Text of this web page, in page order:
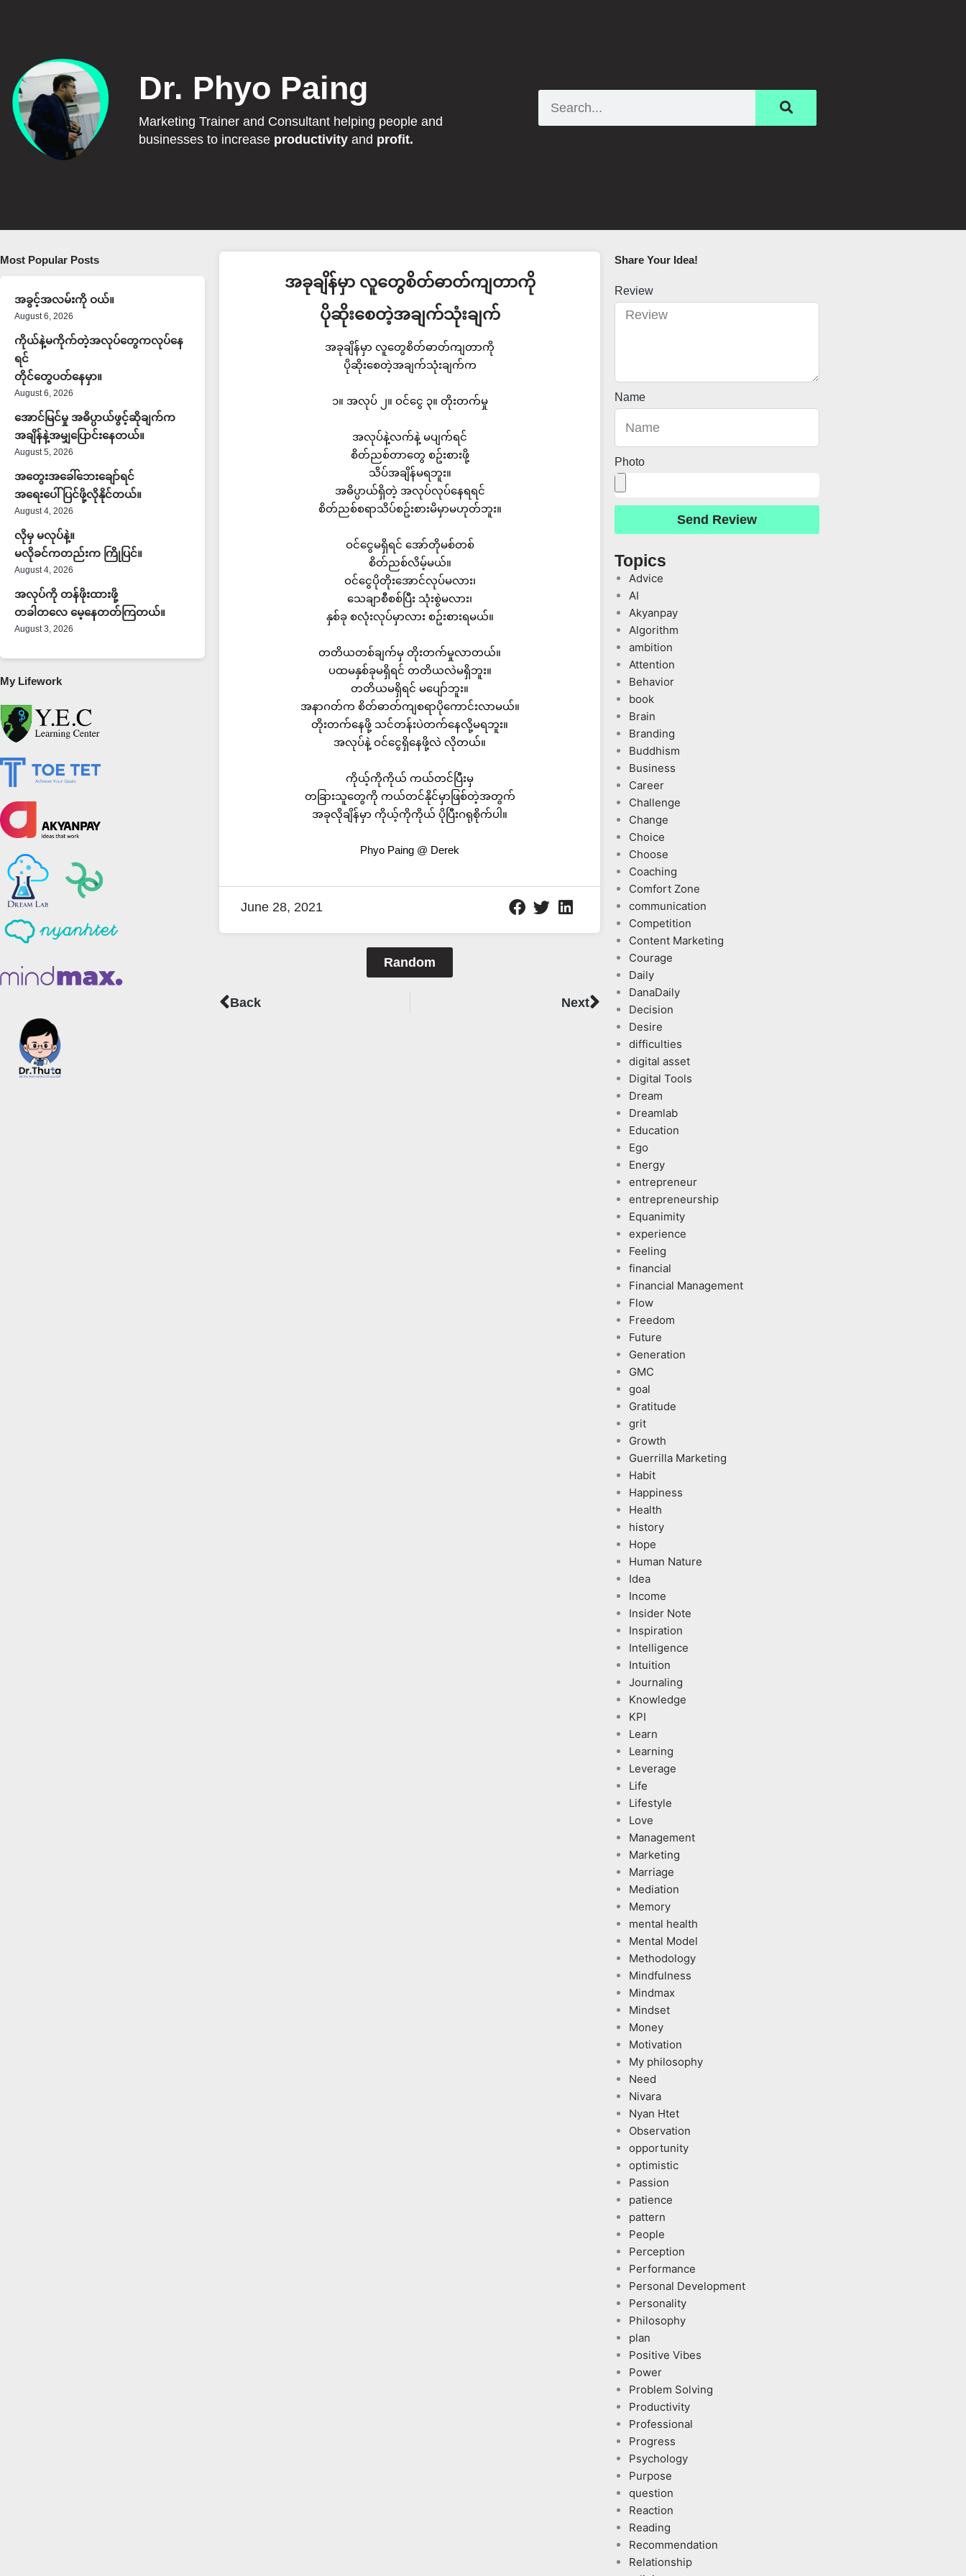
Dr. Phyo Paing
Marketing Trainer and Consultant helping people and
businesses to increase productivityand profit.
Most Popular Posts
အခွင့်အလမ်းကို ဝယ်။
August 6, 2026
ကိုယ်နဲ့မကိုက်တဲ့အလုပ်တွေကလုပ်နေ
ရင်
တိုင်တွေပတ်နေမှာ။
August 6, 2026
အောင်မြင်မှု အဓိပ္ပာယ်ဖွင့်ဆိုချက်က
အချိန်နဲ့အမျှပြောင်းနေတယ်။
August 5, 2026
အတွေးအခေါ်ဘေးချော်ရင်
အရေးပေါ်ပြင်ဖို့လိုနိုင်တယ်။
August 4, 2026
လိုမှ မလုပ်နဲ့။
မလိုခင်ကတည်းက ကြိုပြင်။
August 4, 2026
အလုပ်ကို တန်ဖိုးထားဖို့
တခါတလေ မေ့နေတတ်ကြတယ်။
August 3, 2026
My Lifework
အခုချိန်မှာ လူတွေစိတ်ဓာတ်ကျတာကို
ပိုဆိုးစေတဲ့အချက်သုံးချက်
အခုချိန်မှာ လူတွေစိတ်ဓာတ်ကျတာကို
ပိုဆိုးစေတဲ့အချက်သုံးချက်က
၁။ အလုပ် ၂။ ဝင်ငွေ ၃။ တိုးတက်မှု
အလုပ်နဲ့လက်နဲ့ မပျက်ရင်
စိတ်ညစ်တာတွေ စဥ်းစားဖို့
သိပ်အချိန်မရဘူး။
အဓိပ္ပာယ်ရှိတဲ့ အလုပ်လုပ်နေရရင်
စိတ်ညစ်စရာသိပ်စဥ်းစားမိမှာမဟုတ်ဘူး။
ဝင်ငွေမရှိရင် အော်တိုမစ်တစ်
စိတ်ညစ်လိမ့်မယ်။
ဝင်ငွေပိုတိုးအောင်လုပ်မလား၊
သေချာစီစစ်ပြီး သုံးစွဲမလား၊
နှစ်ခု စလုံးလုပ်မှာလား စဥ်းစားရမယ်။
တတိယတစ်ချက်မှ တိုးတက်မှုလာတယ်။
ပထမနှစ်ခုမရှိရင် တတိယလဲမရှိဘူး။
တတိယမရှိရင် မပျော်ဘူး။
အနာဂတ်က စိတ်ဓာတ်ကျစရာပိုကောင်းလာမယ်။
တိုးတက်နေဖို့ သင်တန်းပဲတက်နေလို့မရဘူး။
အလုပ်နဲ့ ဝင်ငွေရှိနေဖို့လဲ လိုတယ်။
ကိုယ့်ကိုကိုယ် ကယ်တင်ပြီးမှ
တခြားသူတွေကို ကယ်တင်နိုင်မှာဖြစ်တဲ့အတွက်
အခုလိုချိန်မှာ ကိုယ့်ကိုကိုယ် ပိုပြီးဂရုစိုက်ပါ။
Phyo Paing @ Derek
June 28, 2021
Random
Prev
Back NextNext
Share Your Idea!​
Review
Name
Photo
Send Review
Topics
Advice
AI
Akyanpay
Algorithm
ambition
Attention
Behavior
book
Brain
Branding
Buddhism
Business
Career
Challenge
Change
Choice
Choose
Coaching
Comfort Zone
communication
Competition
Content Marketing
Courage
Daily
DanaDaily
Decision
Desire
difficulties
digital asset
Digital Tools
Dream
Dreamlab
Education
Ego
Energy
entrepreneur
entrepreneurship
Equanimity
experience
Feeling
financial
Financial Management
Flow
Freedom
Future
Generation
GMC
goal
Gratitude
grit
Growth
Guerrilla Marketing
Habit
Happiness
Health
history
Hope
Human Nature
Idea
Income
Insider Note
Inspiration
Intelligence
Intuition
Journaling
Knowledge
KPI
Learn
Learning
Leverage
Life
Lifestyle
Love
Management
Marketing
Marriage
Mediation
Memory
mental health
Mental Model
Methodology
Mindfulness
Mindmax
Mindset
Money
Motivation
My philosophy
Need
Nivara
Nyan Htet
Observation
opportunity
optimistic
Passion
patience
pattern
People
Perception
Performance
Personal Development
Personality
Philosophy
plan
Positive Vibes
Power
Problem Solving
Productivity
Professional
Progress
Psychology
Purpose
question
Reaction
Reading
Recommendation
Relationship